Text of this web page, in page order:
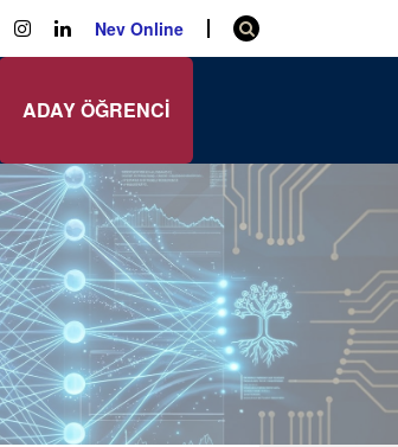
Nev Online
ADAY ÖĞRENCİ